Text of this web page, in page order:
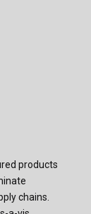
products
chains.